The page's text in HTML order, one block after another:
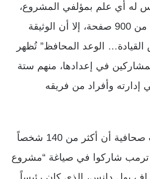
له أي علم بمؤلفي المشروع،
وهو خطة مكونة من 900 صفحة، إلا أن الوثيقة
القيادة… الوعد المحافظ” تُظهر
في إعدادها، منهم ستة
إدارته وأفراد من فريقه
كشفت تحقيقات صحافية أن أكثر من 140 شخصاً
ترمب شاركوا في صياغة “مشروع
بول دانس، الذي كان رئيساً